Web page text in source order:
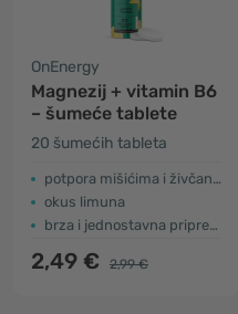
OnEnergy
Magnezij + vitamin B6
– šumeće tablete
20 šumećih tableta
potpora mišićima i živčanom sustavu
okus limuna
brza i jednostavna priprema
2,49 € 2,99 €